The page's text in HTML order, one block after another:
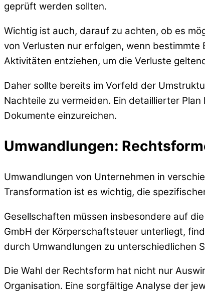
geprüft werden sollten.
Wichtig ist auch, darauf zu achten, ob es
von Verlusten nur erfolgen, wenn
Aktivitäten entziehen, um die Verluste
Daher sollte bereits im Vorfeld der
Nachteile zu vermeiden. Ein detaillierter
Dokumente einzureichen.
Umwandlungen:
Umwandlungen von Unternehmen in
Transformation ist es wichtig, die
Gesellschaften müssen insbesondere auf
GmbH der Körperschaftsteuer unterliegt,
durch Umwandlungen zu unterschiedlichen
Die Wahl der Rechtsform hat nicht nur
Organisation. Eine sorgfältige Analyse der